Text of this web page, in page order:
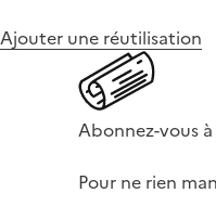
Ajouter une réutilisation
Abonnez-vous
Pour ne rien